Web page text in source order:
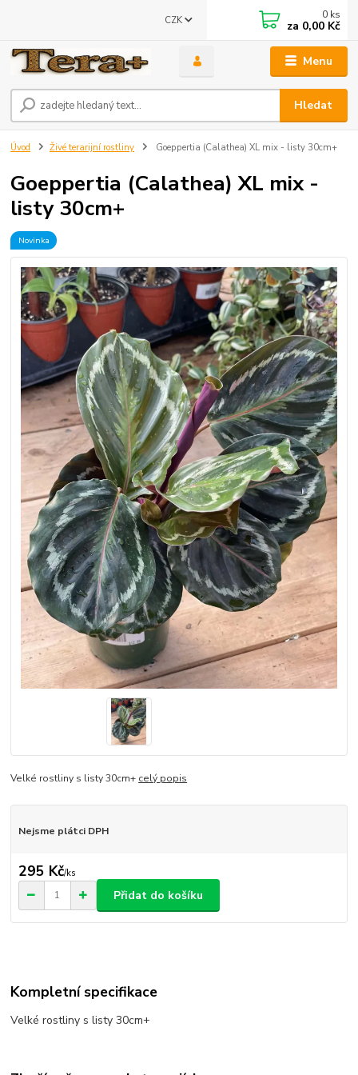
Menu
CZK
Hledat
0 ks
za 0,00 Kč
Úvod Živé terarijní rostliny Goeppertia (Calathea) XL mix - listy 30cm+
Goeppertia (Calathea) XL mix -
listy 30cm+
Novinka
Velké rostliny s listy 30cm+ celý popis
Nejsme plátci DPH
295 Kč/ks
Přidat do košíku
Kompletní specifikace
Velké rostliny s listy 30cm+